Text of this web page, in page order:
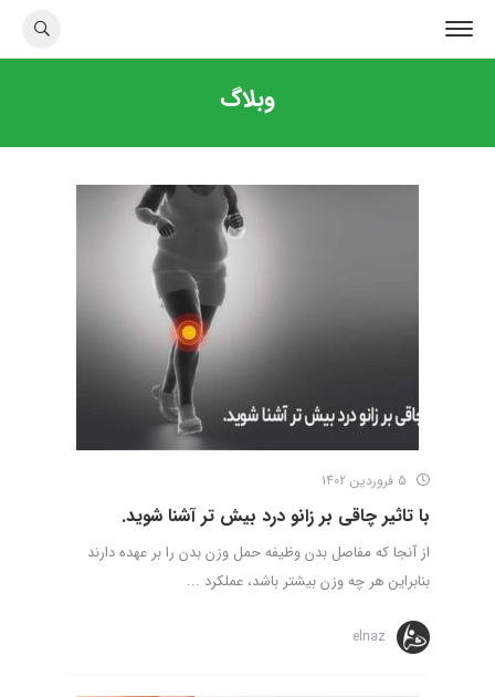
وبلاگ
با تاثیر چاقی بر زانو درد بیش تر آشنا شوید.
از آنجا که مفاصل بدن وظیفه حمل وزن بدن را بر عهده دارند
بنابراین هر چه وزن بیشتر باشد، عملکرد ...
elnaz